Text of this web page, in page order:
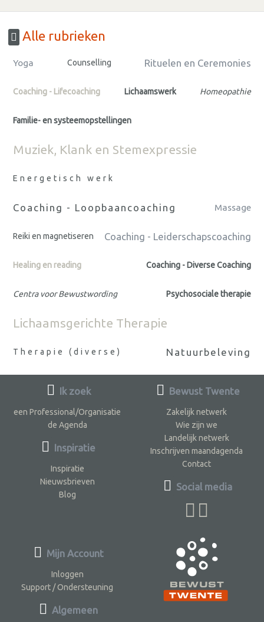
Alle rubrieken
Yoga Counselling Rituelen en Ceremonies
Coaching - Lifecoaching Lichaamswerk Homeopathie
Familie- en systeemopstellingen
Muziek, Klank en Stemexpressie
Energetisch werk
Coaching - Loopbaancoaching Massage
Reiki en magnetiseren Coaching - Leiderschapscoaching
Healing en reading Coaching - Diverse Coaching
Centra voor Bewustwording Psychosociale therapie
Lichaamsgerichte Therapie
Therapie (diverse) Natuurbeleving
Ik zoek
een Professional/Organisatie
de Agenda
Inspiratie
Inspiratie
Nieuwsbrieven
Blog
Bewust Twente
Zakelijk netwerk
Wie zijn we
Landelijk netwerk
Inschrijven maandagenda
Contact
Social media
Mijn Account
Inloggen
Support / Ondersteuning
Algemeen